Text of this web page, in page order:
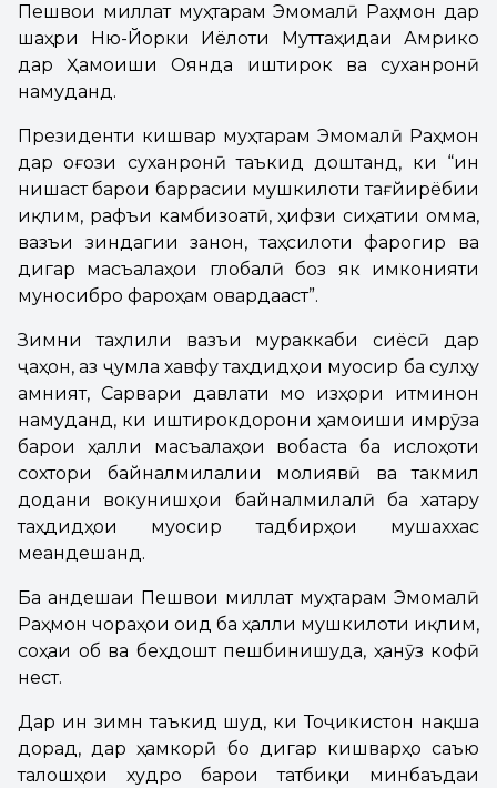
Пешвои миллат муҳтарам Эмомалӣ Раҳмон дар
шаҳри Ню-Йорки Иёлоти Муттаҳидаи Амрико
дар Ҳамоиши Оянда иштирок ва суханронӣ
намуданд.
Президенти кишвар муҳтарам Эмомалӣ Раҳмон
дар оғози суханронӣ таъкид доштанд, ки “ин
нишаст барои баррасии мушкилоти тағйирёбии
иқлим, рафъи камбизоатӣ, ҳифзи сиҳатии омма,
вазъи зиндагии занон, таҳсилоти фарогир ва
дигар масъалаҳои глобалӣ боз як имконияти
муносибро фароҳам овардааст”.
Зимни таҳлили вазъи мураккаби сиёсӣ дар
ҷаҳон, аз ҷумла хавфу таҳдидҳои муосир ба сулҳу
амният, Сарвари давлати мо изҳори итминон
намуданд, ки иштирокдорони ҳамоиши имрӯза
барои ҳалли масъалаҳои вобаста ба ислоҳоти
сохтори байналмилалии молиявӣ ва такмил
додани вокунишҳои байналмилалӣ ба хатару
таҳдидҳои муосир тадбирҳои мушаххас
меандешанд.
Ба андешаи Пешвои миллат муҳтарам Эмомалӣ
Раҳмон чораҳои оид ба ҳалли мушкилоти иқлим,
соҳаи об ва беҳдошт пешбинишуда, ҳанӯз кофӣ
нест.
Дар ин зимн таъкид шуд, ки Тоҷикистон нақша
дорад, дар ҳамкорӣ бо дигар кишварҳо саъю
талошҳои худро барои татбиқи минбаъдаи